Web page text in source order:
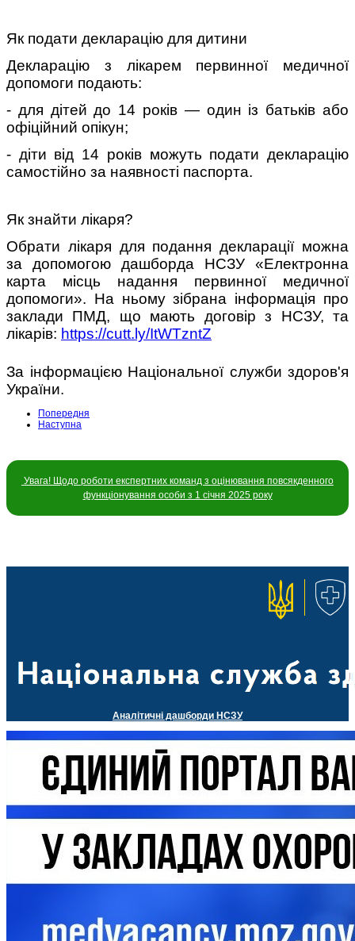
Як подати декларацію для дитини
Декларацію з лікарем первинної медичної
допомоги подають:
- для дітей до 14 років — один із батьків або
офіційний опікун;
- діти від 14 років можуть подати декларацію
самостійно за наявності паспорта.
Як знайти лікаря?
Обрати лікаря для подання декларації можна
за допомогою дашборда НСЗУ «Електронна
карта місць надання первинної медичної
допомоги». На ньому зібрана інформація про
заклади ПМД, що мають договір з НСЗУ, та
лікарів: https://cutt.ly/ItWTzntZ
За інформацією Національної служби здоров'я
України.
Попередня
Наступна
Увага! Щодо роботи експертних команд з оцінювання повсякденного
функціонування особи з 1 січня 2025 року
Аналітичні дашборди НСЗУ